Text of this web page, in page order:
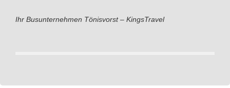
Ihr Busunternehmen Tönisvorst – KingsTravel